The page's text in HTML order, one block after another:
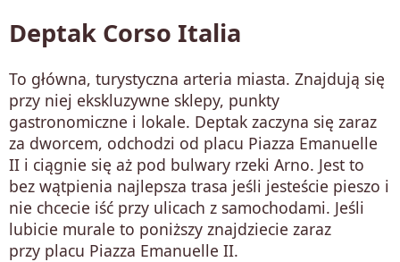
Deptak Corso Italia
To główna, turystyczna arteria miasta. Znajdują się
przy niej ekskluzywne sklepy, punkty
gastronomiczne i lokale. Deptak zaczyna się zaraz
za dworcem, odchodzi od placu Piazza Emanuelle
II i ciągnie się aż pod bulwary rzeki Arno. Jest to
bez wątpienia najlepsza trasa jeśli jesteście pieszo i
nie chcecie iść przy ulicach z samochodami. Jeśli
lubicie murale to poniższy znajdziecie zaraz
przy placu Piazza Emanuelle II.